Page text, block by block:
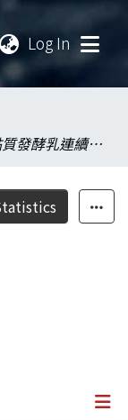
Log In
探討臺灣黏質發酵乳連續繼代培養過程之菌相穩定性並評估作為天然食品添加物之可行性--天然食品添加物之開發與應用